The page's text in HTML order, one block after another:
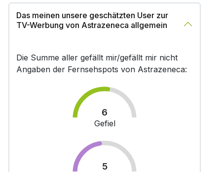
Das meinen unsere geschätzten User zur
TV-Werbung von Astrazeneca allgemein
Die Summe aller gefällt mir/gefällt mir nicht
Angaben der Fernsehspots von Astrazeneca:
6
Gefiel
5